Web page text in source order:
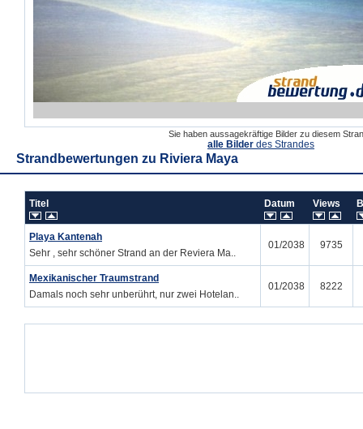
Sie haben aussagekräftige Bilder zu diesem
alle Bilder des Strandes
Strandbewertungen zu Riviera Maya
Titel Datum Views
Playa Kantenah
Sehr , sehr schöner Strand an der Reviera Ma..
01/2038 9735
Mexikanischer Traumstrand
Damals noch sehr unberührt, nur zwei Hotelan..
01/2038 8222